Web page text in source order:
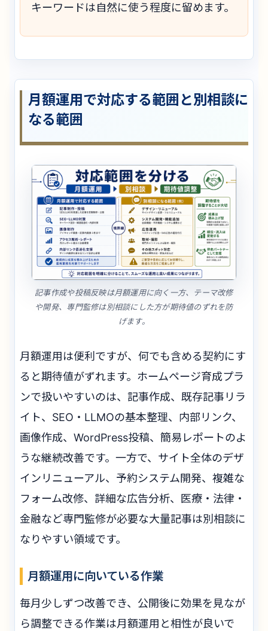
キーワードは自然に使う程度に留めます。
月額運用で対応する範囲と別相談に
なる範囲
記事作成や投稿反映は月額運用に向く一方、テーマ改修
や開発、専門監修は別相談にした方が期待値のずれを防
げます。
月額運用は便利ですが、何でも含める契約にす
ると期待値がずれます。ホームページ育成プラ
ンで扱いやすいのは、記事作成、既存記事リラ
イト、SEO・LLMOの基本整理、内部リンク、
画像作成、WordPress投稿、簡易レポートのよ
うな継続改善です。一方で、サイト全体のデザ
インリニューアル、予約システム開発、複雑な
フォーム改修、詳細な広告分析、医療・法律・
金融など専門監修が必要な大量記事は別相談に
なりやすい領域です。
月額運用に向いている作業
毎月少しずつ改善でき、公開後に効果を見なが
ら調整できる作業は月額運用と相性が良いで